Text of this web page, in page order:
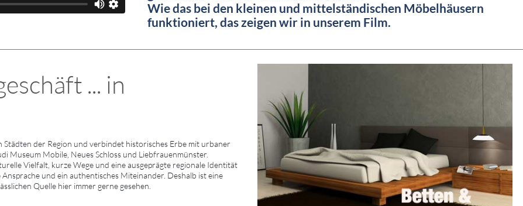
Wie das bei den kleinen und mittelständischen Möbelhäusern
funktioniert, das zeigen wir in unserem Film.
... in
der Region und verbindet historisches Erbe mit urbaner
Museum Mobile, Neues Schloss und Liebfrauenmünster.
Vielfalt, kurze Wege und eine ausgeprägte regionale Identität
und ein authentisches Miteinander. Deshalb ist eine
Quelle hier immer gerne gesehen.